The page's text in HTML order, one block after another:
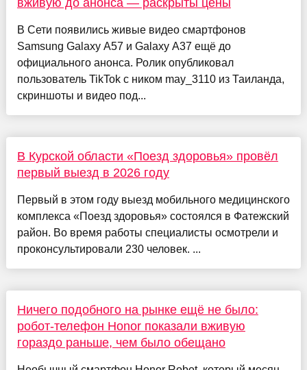
вживую до анонса — раскрыты цены
В Сети появились живые видео смартфонов
Samsung Galaxy A57 и Galaxy A37 ещё до
официального анонса. Ролик опубликовал
пользователь TikTok с ником may_3110 из Таиланда,
скриншоты и видео под...
В Курской области «Поезд здоровья» провёл
первый выезд в 2026 году
Первый в этом году выезд мобильного медицинского
комплекса «Поезд здоровья» состоялся в Фатежский
район. Во время работы специалисты осмотрели и
проконсультировали 230 человек. ...
Ничего подобного на рынке ещё не было:
робот-телефон Honor показали вживую
гораздо раньше, чем было обещано